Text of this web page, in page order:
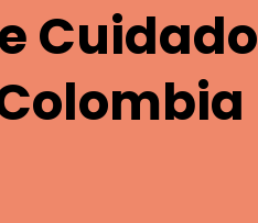
Cuidado